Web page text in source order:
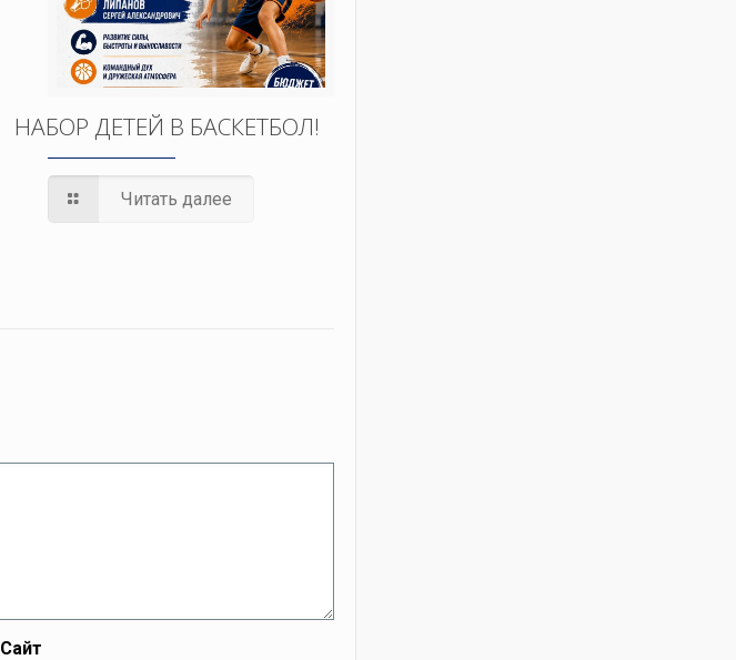
НАБОР ДЕТЕЙ В БАСКЕТБОЛ!
Читать далее
Сайт